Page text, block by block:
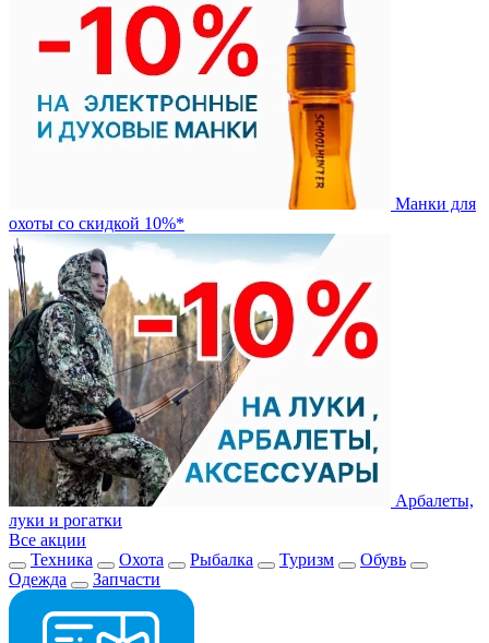
Манки для
охоты со скидкой 10%*
Арбалеты,
луки и рогатки
Все акции
Техника
Охота Рыбалка Туризм
Обувь
Одежда
Запчасти